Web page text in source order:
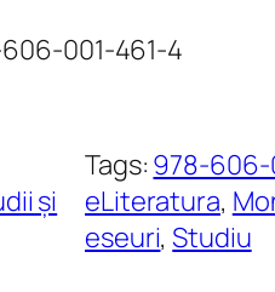
001-461-4
și
Tags: 978-606-
eLiteratura,
eseuri, Studiu